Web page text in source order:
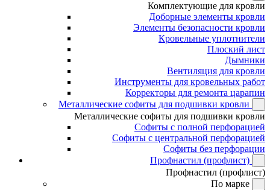
Комплектующие для кровли
Доборные элементы кровли
Элементы безопасности кровли
Кровельные уплотнители
Плоский лист
Дымники
Вентиляция для кровли
Инструменты для кровельных работ
Корректоры для ремонта царапин
Металлические софиты для подшивки кровли
Металлические софиты для подшивки кровли
Софиты с полной перфорацией
Софиты с центральной перфорацией
Софиты без перфорации
Профнастил (профлист)
Профнастил (профлист)
По марке